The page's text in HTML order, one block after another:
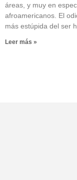
áreas, y muy en
afroamericanos. El
más estúpida del ser
Leer más »